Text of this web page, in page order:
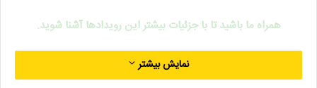
همراه ما باشید تا با جزئیات بیشتر این رویدادها آشنا شوید.
نمایش بیشتر